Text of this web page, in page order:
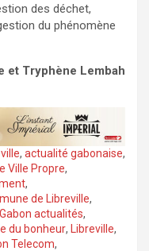
des déchet,
du phénomène
et Tryphène Lembah
, actualité gabonaise,
Ville Propre,
,
de Libreville,
Gabon actualités,
du bonheur, Libreville,
Telecom,